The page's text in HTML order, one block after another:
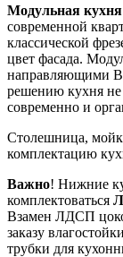
Модульная
современной
классической
цвет фасада.
направляющими
решению кухня не
современно и
Столешница,
комплектацию
Важно! Нижние
комплектоваться
Взамен ЛДСП
заказу
трубки для